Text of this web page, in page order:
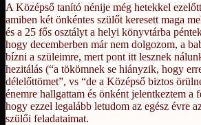
A Középső tanító nénije még hetekkel
amiben két önkéntes szülőt keresett maga
és a 25 fős osztályt a helyi könyvtárba
hogy decemberben már nem dolgozom, a
bízni a szüleimre, mert pont itt lesznek
hezitálás (“a tökömnek se hiányzik, hogy
délelőttömet”, vs “de a Középső biztos
énemre hallgattam és önként jelentkeztem a
hogy ezzel legalább letudom az egész évre
szülői feladataimat.